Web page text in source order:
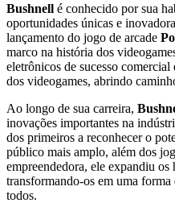
Bushnell é conhecido por sua
oportunidades únicas e
lançamento do jogo de arcade
marco na história dos
eletrônicos de sucesso
dos videogames, abrindo
Ao longo de sua carreira,
inovações importantes na
dos primeiros a reconhecer o
público mais amplo, além dos
empreendedora, ele expandiu
transformando-os em uma forma
todos.